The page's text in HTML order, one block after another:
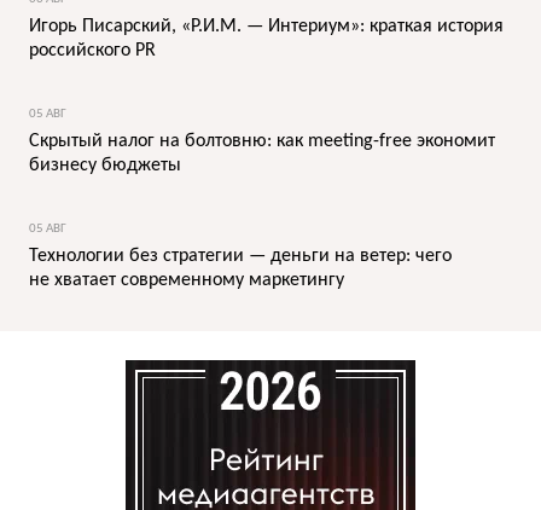
Игорь Писарский, «Р.И.М. — Интериум»: краткая история
российского PR
05 АВГ
Скрытый налог на болтовню: как meeting-free экономит
бизнесу бюджеты
05 АВГ
Технологии без стратегии — деньги на ветер: чего
не хватает современному маркетингу